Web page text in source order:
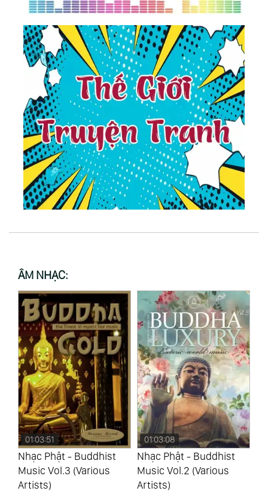
ÂM NHẠC:
01:03:08
Nhạc Phật - Buddhist
Music Vol.2 (Various
Artists)
01:00:24
Nhạc Phật Thư Giãn -
Buddha Spa Music Vol.5
(Ocean Media)